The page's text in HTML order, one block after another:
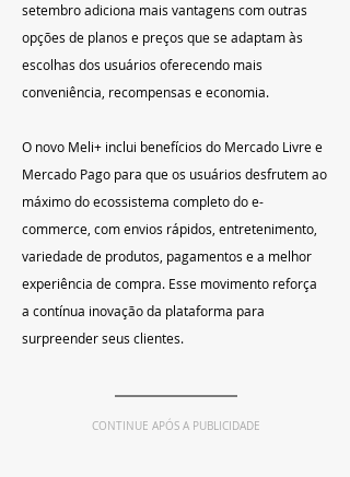
setembro adiciona mais vantagens com outras
opções de planos e preços que se adaptam às
escolhas dos usuários oferecendo mais
conveniência, recompensas e economia.
O novo Meli+ inclui benefícios do Mercado Livre e
Mercado Pago para que os usuários desfrutem ao
máximo do ecossistema completo do e-
commerce, com envios rápidos, entretenimento,
variedade de produtos, pagamentos e a melhor
experiência de compra. Esse movimento reforça
a contínua inovação da plataforma para
surpreender seus clientes.
CONTINUE APÓS A PUBLICIDADE